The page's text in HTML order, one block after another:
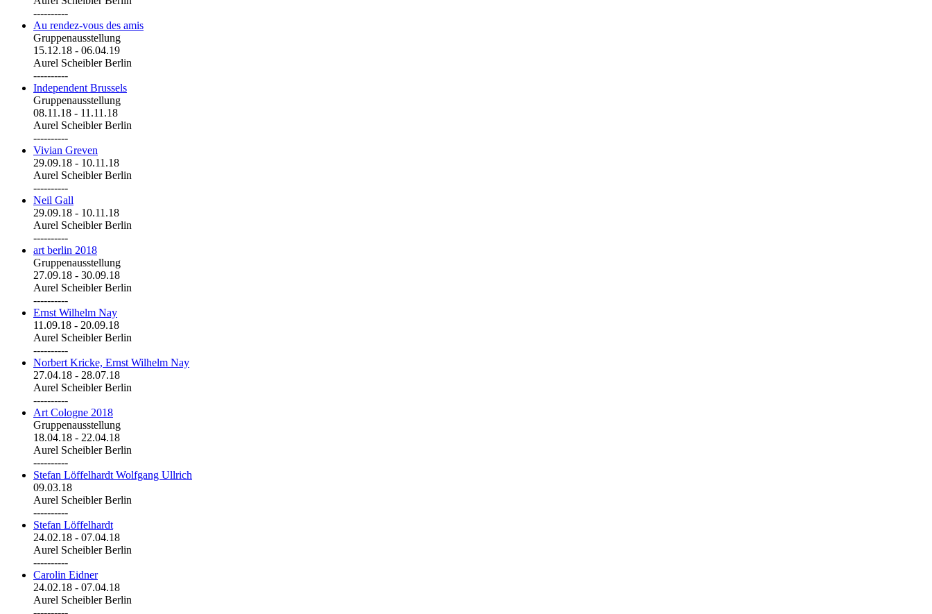
----------
Au rendez-vous des amis
Gruppenausstellung
15.12.18 - 06.04.19
Aurel Scheibler Berlin
----------
Independent Brussels
Gruppenausstellung
08.11.18 - 11.11.18
Aurel Scheibler Berlin
----------
Vivian Greven
29.09.18 - 10.11.18
Aurel Scheibler Berlin
----------
Neil Gall
29.09.18 - 10.11.18
Aurel Scheibler Berlin
----------
art berlin 2018
Gruppenausstellung
27.09.18 - 30.09.18
Aurel Scheibler Berlin
----------
Ernst Wilhelm Nay
11.09.18 - 20.09.18
Aurel Scheibler Berlin
----------
Norbert Kricke, Ernst Wilhelm Nay
27.04.18 - 28.07.18
Aurel Scheibler Berlin
----------
Art Cologne 2018
Gruppenausstellung
18.04.18 - 22.04.18
Aurel Scheibler Berlin
----------
Stefan Löffelhardt Wolfgang Ullrich
09.03.18
Aurel Scheibler Berlin
----------
Stefan Löffelhardt
24.02.18 - 07.04.18
Aurel Scheibler Berlin
----------
Carolin Eidner
24.02.18 - 07.04.18
Aurel Scheibler Berlin